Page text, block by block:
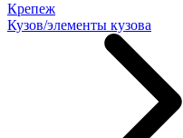
Крепеж
Кузов/элементы кузова